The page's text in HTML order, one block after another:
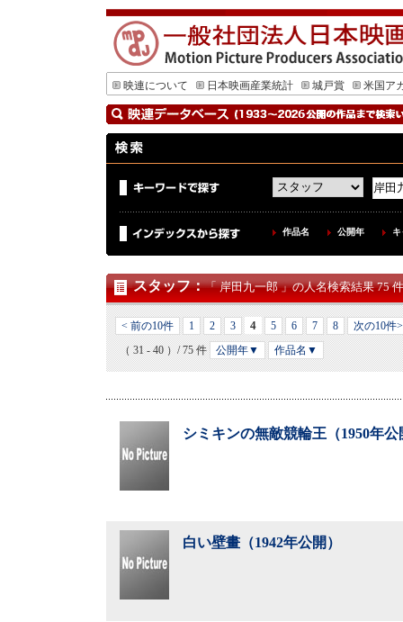
映連について 日本映画産業統計 城戸賞 米国ア
作品名 公開年
スタッフ：「 岸田九一郎 」の人名検索結果 75 件
< 前の10件 1 2 3 4 5 6 7 8
次の10件>
（ 31 - 40 ）/ 75 件
公開年▼ 作品名▼
シミキンの無敵競輪王（1950年公
白い壁畫（1942年公開）